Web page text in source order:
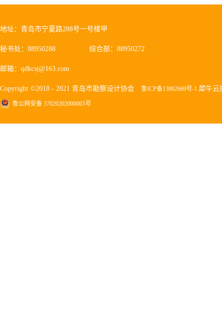
地址：青岛市宁夏路288号一号楼甲
秘书处：88950288 综合部：88950272
邮箱：qdkcsj@163.com
Copyright ©2018 - 2021 青岛市勘察设计协会 鲁ICP备13002669号-1 犀牛云
鲁公网安备 37020202000065号